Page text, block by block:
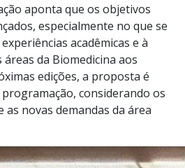
aponta que os objetivos
especialmente no que se
acadêmicas e à
da Biomedicina aos
edições, a proposta é
considerando os
as novas demandas da área